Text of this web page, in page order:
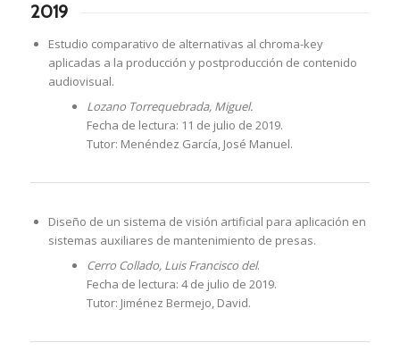
2019
Estudio comparativo de alternativas al chroma-key
aplicadas a la producción y postproducción de contenido
audiovisual.
Lozano Torrequebrada, Miguel.
Fecha de lectura: 11 de julio de 2019.
Tutor: Menéndez García, José Manuel.
Diseño de un sistema de visión artificial para aplicación en
sistemas auxiliares de mantenimiento de presas.
Cerro Collado, Luis Francisco del.
Fecha de lectura: 4 de julio de 2019.
Tutor: Jiménez Bermejo, David.